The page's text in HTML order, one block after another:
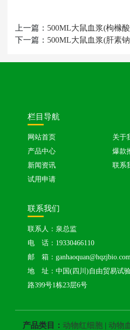
上一篇： 500ML大鼠血浆(枸橼
下一篇： 500ML大鼠血浆(肝素
栏目导航
网站首页
关于
产品中心
爆款
新闻资讯
联系
试用申请
联系我们
联系人：泉总监
电 话：19330466110
邮 箱：ganhaoquan@hqzjbio.com
地 址：中国(四川)自由贸易试
路399号1栋23层6号
产品类目： 动物红细胞 | 动物